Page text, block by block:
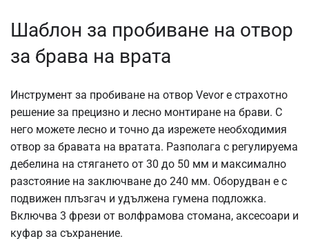
Шаблон за пробиване на отвор
за брава на врата
Инструмент за пробиване на отвор Vevor е страхотно
решение за прецизно и лесно монтиране на брави. С
него можете лесно и точно да изрежете необходимия
отвор за бравата на вратата. Разполага с регулируема
дебелина на стягането от 30 до 50 мм и максимално
разстояние на заключване до 240 мм. Оборудван е с
подвижен плъзгач и удължена гумена подложка.
Включва 3 фрези от волфрамова стомана, аксесоари и
куфар за съхранение.